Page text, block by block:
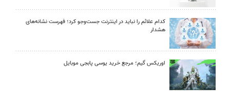
کدام علائم را نباید در اینترنت جست‌وجو کرد؛ فهرست نشانه‌های
هشدار
اوریکس گیم؛ مرجع خرید یوسی پابجی موبایل